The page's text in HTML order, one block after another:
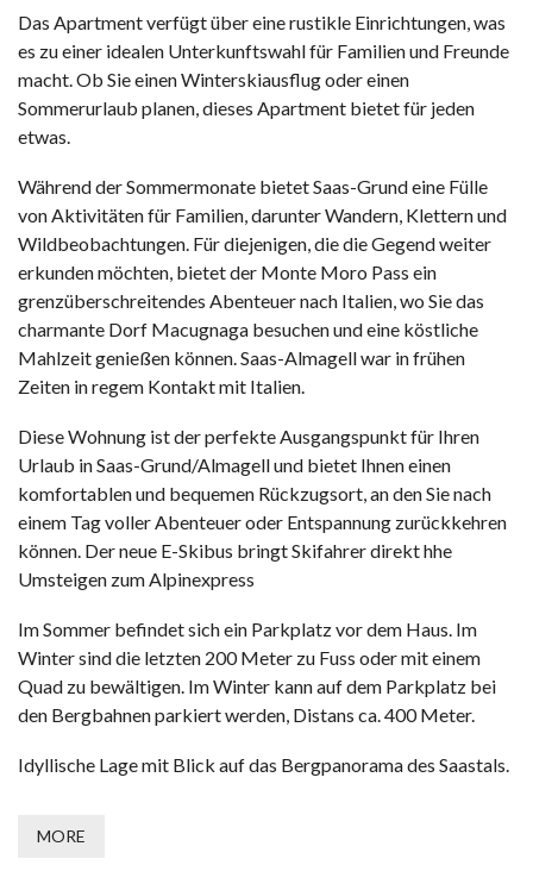
Das Apartment verfügt über eine rustikle Einrichtungen, was
es zu einer idealen Unterkunftswahl für Familien und Freunde
macht. Ob Sie einen Winterskiausflug oder einen
Sommerurlaub planen, dieses Apartment bietet für jeden
etwas.
Während der Sommermonate bietet Saas-Grund eine Fülle
von Aktivitäten für Familien, darunter Wandern, Klettern und
Wildbeobachtungen. Für diejenigen, die die Gegend weiter
erkunden möchten, bietet der Monte Moro Pass ein
grenzüberschreitendes Abenteuer nach Italien, wo Sie das
charmante Dorf Macugnaga besuchen und eine köstliche
Mahlzeit genießen können. Saas-Almagell war in frühen
Zeiten in regem Kontakt mit Italien.
Diese Wohnung ist der perfekte Ausgangspunkt für Ihren
Urlaub in Saas-Grund/Almagell und bietet Ihnen einen
komfortablen und bequemen Rückzugsort, an den Sie nach
einem Tag voller Abenteuer oder Entspannung zurückkehren
können. Der neue E-Skibus bringt Skifahrer direkt hhe
Umsteigen zum Alpinexpress
Im Sommer befindet sich ein Parkplatz vor dem Haus. Im
Winter sind die letzten 200 Meter zu Fuss oder mit einem
Quad zu bewältigen. Im Winter kann auf dem Parkplatz bei
den Bergbahnen parkiert werden, Distans ca. 400 Meter.
Idyllische Lage mit Blick auf das Bergpanorama des Saastals.
MORE